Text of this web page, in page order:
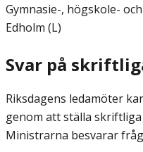
Gymnasie-, högskole-
Edholm (L)
Svar på
Riksdagens ledamöter
genom att ställa
Ministrarna besvarar